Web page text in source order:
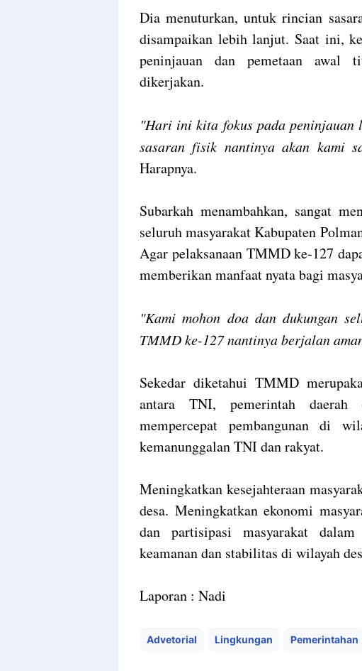
Dia menuturkan, untuk rincian
disampaikan lebih lanjut. Saat ini,
peninjauan dan pemetaan awal
dikerjakan.
"Hari ini kita fokus pada peninjauan
sasaran fisik nantinya akan kami
Harapnya.
Subarkah menambahkan, sangat
seluruh masyarakat Kabupaten
Agar pelaksanaan TMMD ke-127
memberikan manfaat nyata bagi
"Kami mohon doa dan dukungan
TMMD ke-127 nantinya berjalan
Sekedar diketahui TMMD
antara TNI, pemerintah daerah
mempercepat pembangunan di
kemanunggalan TNI dan rakyat.
Meningkatkan kesejahteraan
desa. Meningkatkan ekonomi
dan partisipasi masyarakat
keamanan dan stabilitas di wilayah
Laporan : Nadi
Advetorial Lingkungan Pemerintahan